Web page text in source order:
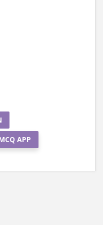
APP